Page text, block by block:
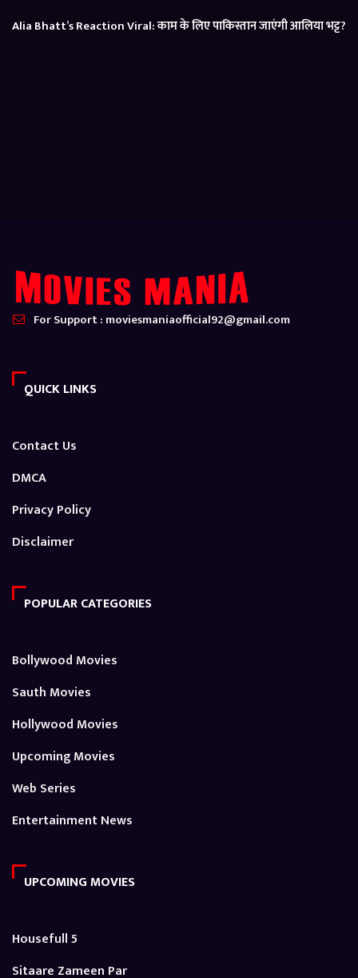
Alia Bhatt’s Reaction Viral: काम के लिए पाकिस्तान जाएंगी आलिया भट्ट?
For Support : moviesmaniaofficial92@gmail.com
QUICK LINKS
Contact Us
DMCA
Privacy Policy
Disclaimer
POPULAR CATEGORIES
Bollywood Movies
Sauth Movies
Hollywood Movies
Upcoming Movies
Web Series
Entertainment News
UPCOMING MOVIES
Housefull 5
Sitaare Zameen Par